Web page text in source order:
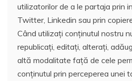
utilizatorilor de a le partaja prin
Twitter, Linkedin sau prin
Când utilizați conținutul nostru
republicați, editați, alterați,
altă modalitate față de cele
conținutul prin perceperea unei